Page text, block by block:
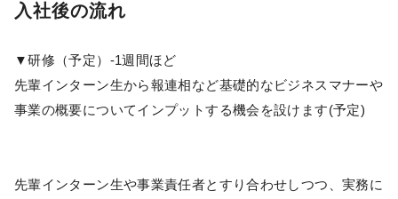
入社後の流れ
▼研修（予定）-1週間ほど
先輩インターン生から報連相など基礎的なビジネスマナーや
事業の概要についてインプットする機会を設けます(予定)
先輩インターン生や事業責任者とすり合わせしつつ、実務に